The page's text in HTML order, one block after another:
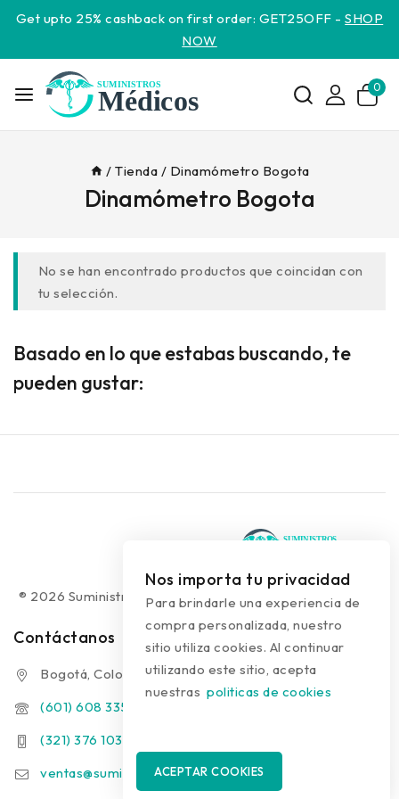
Get upto 25% cashback on first order: GET25OFF -SHOP
NOW
0
/ Tienda / Dinamómetro Bogota
Dinamómetro Bogota
No se han encontrado productos que coincidan con
tu selección.
Basado en lo que estabas buscando, te
pueden gustar:
® 2026 Suministros Médicos Diseño web: colguía.com.co
Contáctanos
Bogotá, Colombia
(601) 608 3354
(321) 376 1031 - (313) 289 9910
ventas@suministrosmedicos.co
Nos importa tu privacidad
Para brindarle una experiencia de
compra personalizada, nuestro
sitio utiliza cookies. Al continuar
utilizando este sitio, acepta
nuestras politicas de cookies
ACEPTAR COOKIES